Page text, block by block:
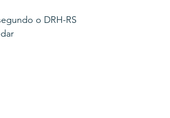
o DRH-RS